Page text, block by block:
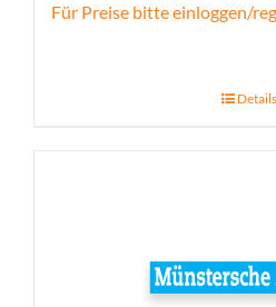
Für Preise bitte einloggen/
Details